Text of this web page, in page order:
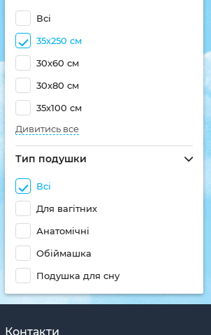
Всі
35х250 см
30x60 см
30х80 см
35х100 см
Дивитись все
Тип подушки
Всі
Для вагітних
Анатомічні
Обіймашка
Подушка для сну
Контакти